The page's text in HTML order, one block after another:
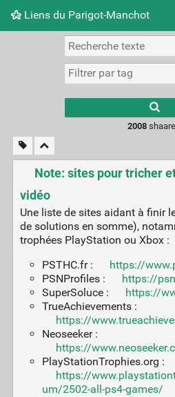
Liens du Parigot-Manchot
Nuage de tags Mur d'images
2008
Note: sites pour tricher
vidéo
Une liste de sites aidant à finir
de solutions en somme),
trophées PlayStation ou Xbox :
PSTHC.fr :
https://
PSNProfiles :
https://
SuperSoluce :
https://
TrueAchievements :
https://
Neoseeker :
https://
PlayStationTrophies.org :
https://
um/2502-all-ps4-games/